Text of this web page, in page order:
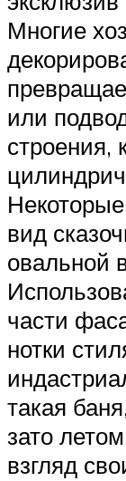
Многие
или
строения,
вид
овальной
части
нотки
такая
зато
взгляд